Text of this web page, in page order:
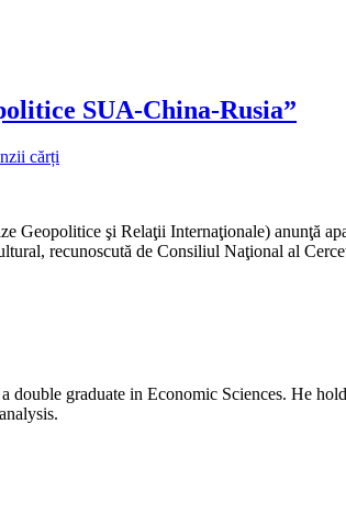
SUA-China-Rusia”
cărți
Geopolitice şi Relaţii Internaţionale) anunţă
recunoscută de Consiliul Naţional al
double graduate in Economic Sciences. He